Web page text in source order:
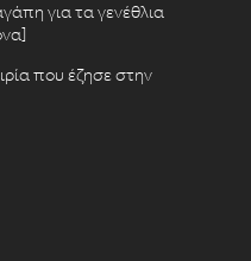
για τα γενέθλια
που έζησε στην